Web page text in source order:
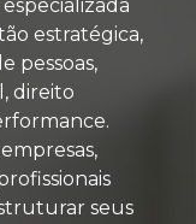
estratégica,
pessoas,
direito
seus